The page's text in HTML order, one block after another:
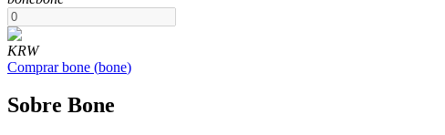
Futuros usando USDT como garantia
KRW
Comprar bone (bone)
Sobre Bone